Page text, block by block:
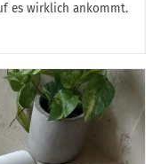
es wirklich ankommt.